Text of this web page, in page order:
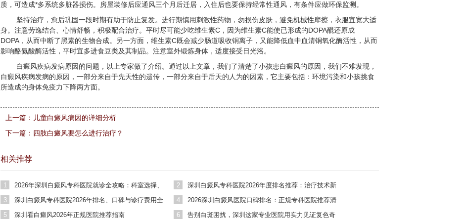
质，可造成*多系统多脏器损伤。房屋装修后应通风三个月后迁居，入住后也要保持经常性通风，有条件应做环保监测。
坚持治疗，愈后巩固一段时期有助于防止复发。进行期慎用刺激性药物，勿损伤皮肤，避免机械性摩擦，衣服宜宽大适
身。注意劳逸结合、心情舒畅，积极配合治疗。平时尽可能少吃维生素C，因为维生素C能使已形成的DOPA醌还原成
DOPA，从而中断了黑素的生物合成。另一方面，维生素C既会减少肠道吸收铜离子，又能降低血中血清铜氧化酶活性，从而
影响酪氨酸酶活性，平时宜多进食豆类及其制品。注意室外锻炼身体，适度接受日光浴。
白癜风疾病发病原因的问题，以上专家做了介绍。通过以上文章，我们了清楚了小孩患白癜风的原因，我们不难发现，
白癜风疾病发病的原因，一部分来自于先天性的遗传，一部分来自于后天的人为的因素，它主要包括：环境污染和小孩挑食
所造成的身体免疫力下降两方面。
上一篇： 儿童白癜风病因的详细分析
下一篇： 四肢白癜风要怎么进行治疗？
相关推荐
1
2026年深圳白癜风专科医院就诊全攻略：科室选择、
费用参考与患者真实评价
2
深圳白癜风专科医院2026年度排名推荐：治疗技术新
3
深圳白癜风专科医院2026年排名、口碑与诊疗费用全
解析
4
2026深圳白癜风医院口碑排名：正规专科医院推荐清
5 深圳看白癜风2026年正规医院推荐指南 6
告别白斑困扰，深圳这家专业医院用实力见证复色奇